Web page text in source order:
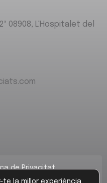
08908, L'Hospitalet del
de Privacitat
la millor experiència